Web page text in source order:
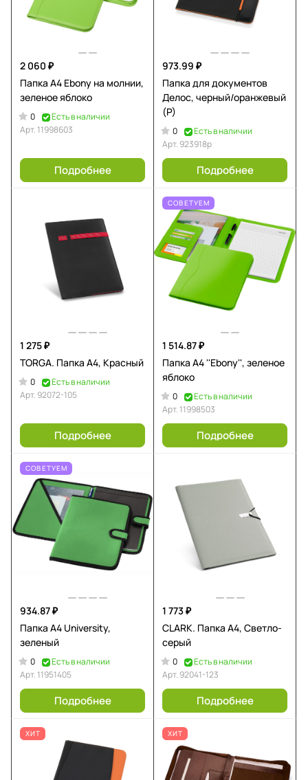
2 060 ₽
Папка A4 Ebony на молнии,
зеленое яблоко
0
Есть в наличии
Арт. 11998603
Подробнее
973.99 ₽
Папка для документов
Делос, черный/оранжевый
(P)
0
Есть в наличии
Арт. 923918p
Подробнее
1 275 ₽
TORGA. Папка A4, Красный
0
Есть в наличии
Арт. 92072-105
Подробнее
СОВЕТУЕМ
1 514.87 ₽
Папка А4 ''Ebony'', зеленое
яблоко
0
Есть в наличии
Арт. 11998503
Подробнее
СОВЕТУЕМ
934.87 ₽
Папка A4 University,
зеленый
0
Есть в наличии
Арт. 11951405
Подробнее
1 773 ₽
CLARK. Папка A4, Светло-
серый
0
Есть в наличии
Арт. 92041-123
Подробнее
ХИТ ХИТ